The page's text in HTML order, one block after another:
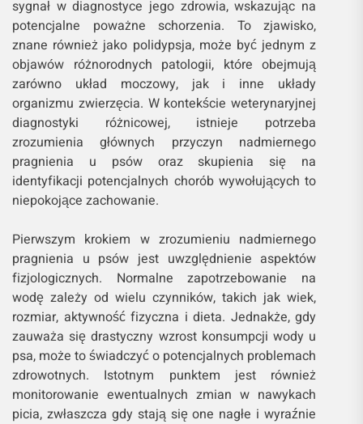
sygnał w diagnostyce jego zdrowia, wskazując na
potencjalne poważne schorzenia. To zjawisko,
znane również jako polidypsja, może być jednym z
objawów różnorodnych patologii, które obejmują
zarówno układ moczowy, jak i inne układy
organizmu zwierzęcia. W kontekście weterynaryjnej
diagnostyki różnicowej, istnieje potrzeba
zrozumienia głównych przyczyn nadmiernego
pragnienia u psów oraz skupienia się na
identyfikacji potencjalnych chorób wywołujących to
niepokojące zachowanie.
Pierwszym krokiem w zrozumieniu nadmiernego
pragnienia u psów jest uwzględnienie aspektów
fizjologicznych. Normalne zapotrzebowanie na
wodę zależy od wielu czynników, takich jak wiek,
rozmiar, aktywność fizyczna i dieta. Jednakże, gdy
zauważa się drastyczny wzrost konsumpcji wody u
psa, może to świadczyć o potencjalnych problemach
zdrowotnych. Istotnym punktem jest również
monitorowanie ewentualnych zmian w nawykach
picia, zwłaszcza gdy stają się one nagłe i wyraźnie